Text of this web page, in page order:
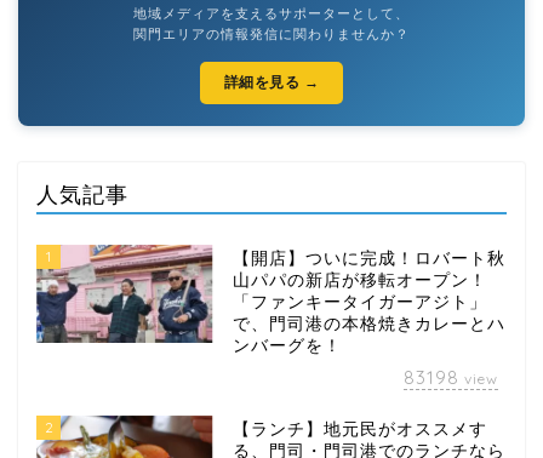
地域メディアを支えるサポーターとして、
関門エリアの情報発信に関わりませんか？
詳細を見る →
人気記事
1
【開店】ついに完成！ロバート秋
山パパの新店が移転オープン！
「ファンキータイガーアジト」
で、門司港の本格焼きカレーとハ
ンバーグを！
83198 view
2
【ランチ】地元民がオススメす
る、門司・門司港でのランチなら